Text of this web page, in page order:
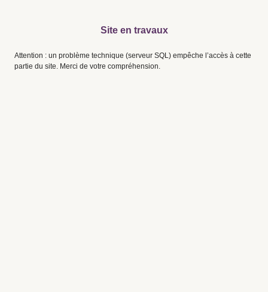
Site en travaux
Attention : un problème technique (serveur SQL) empêche l’accès à cette
partie du site. Merci de votre compréhension.